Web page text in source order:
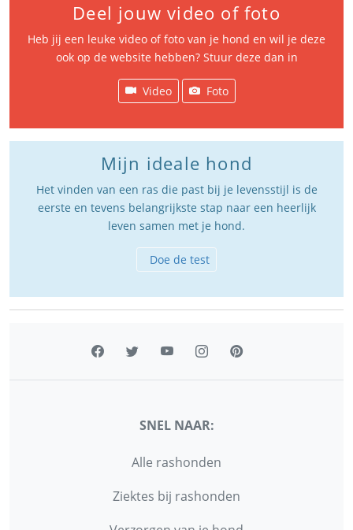
Deel jouw video of foto
Heb jij een leuke video of foto van je hond en wil je deze
ook op de website hebben? Stuur deze dan in
Video Foto
Mijn ideale hond
Het vinden van een ras die past bij je levensstijl is de
eerste en tevens belangrijkste stap naar een heerlijk
leven samen met je hond.
Doe de test
SNEL NAAR:
Alle rashonden
Ziektes bij rashonden